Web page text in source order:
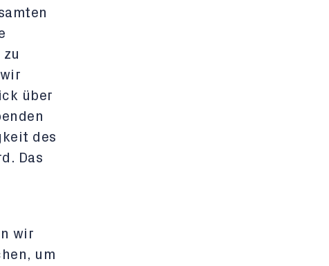
über
des
Das
wir
um